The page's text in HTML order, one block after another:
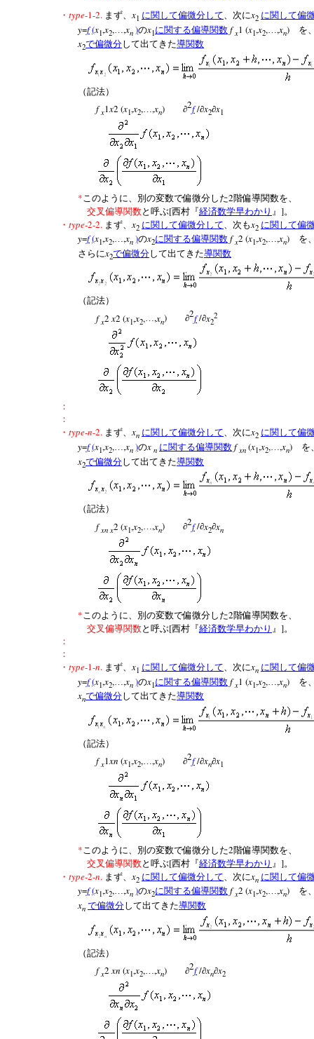
・ type-1-2. まず、x1 に関して偏微分して、次にx2 に関して偏
y=f(x1,x2, ,xn )のx1に関する偏導関数 fx1 (x1,x2, ,xn) を
x2で偏微分して出てきた導関数
（記法）
fx1x2 (x1,x2,…,xn) ∂2f/∂x2∂x1
* このように、別の変数で偏微分した2階偏導関数を、
交叉偏導関数と呼ぶ[西村『経済数学早わかり 』 ]。
・ type-2-2. まず、 x2 に関して偏微分して 、次もx2 に関して偏
y=f(x1,x2,…,xn )のx2に関する偏導関数 fx2 (x1,x2,…,xn) を
さらにx2で偏微分して出てきた導関数
（記法）
fx2x2 (x1,x2,…,xn) ∂2f/∂x2
2
：
：
・ type-n-2. まず、xn に関して偏微分して、次にx2 に関して偏
y=f(x1,x2,…,xn )のx n に関する偏導関数 fxn (x1,x2,…,xn) を
x2で偏微分して出てきた導関数
（記法）
fxn x2 (x1,x2,…,xn) ∂2f/∂x2∂xn
*このように、別の変数で偏微分した2階偏導関数を、
交叉偏導関数と呼ぶ[西村『経済数学早わかり 』 ]。
：
：
・ type-1-n. まず、x1 に関して偏微分して、次にxn に関して偏
y=f(x1,x2, ,xn )のx1に関する偏導関数 fx1 (x1,x2, ,xn) を
xnで偏微分して出てきた導関数
（記法）
fx1xn (x1,x2,…,xn) ∂2f/∂xn∂x1
* このように、別の変数で偏微分した2階偏導関数を、
交叉偏導関数と呼ぶ[西村『経済数学早わかり 』 ]。
・ type-2-n. まず、 x2 に関して偏微分して 、次にxn に関して偏
y=f(x1,x2,…,xn )のx2に関する偏導関数 fx2 (x1,x2,…,xn) を
xn で偏微分して出てきた導関数
（記法）
fx2xn (x1,x2, ,xn) ∂2f/∂xn∂x2